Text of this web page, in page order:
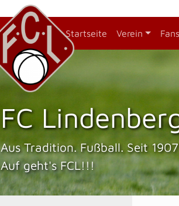
Startseite Verein
FC
Aus Tradition. Fußball. Seit
Auf geht's FCL!!!